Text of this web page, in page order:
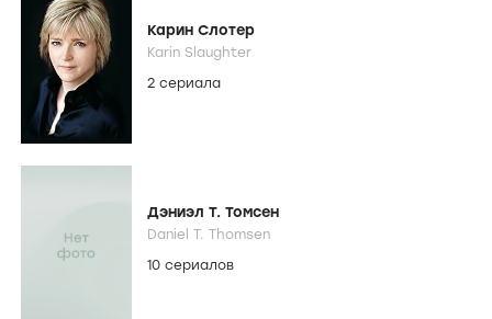
Карин Слотер
Karin Slaughter
2 сериала
Дэниэл Т. Томсен
Daniel T. Thomsen
10 сериалов